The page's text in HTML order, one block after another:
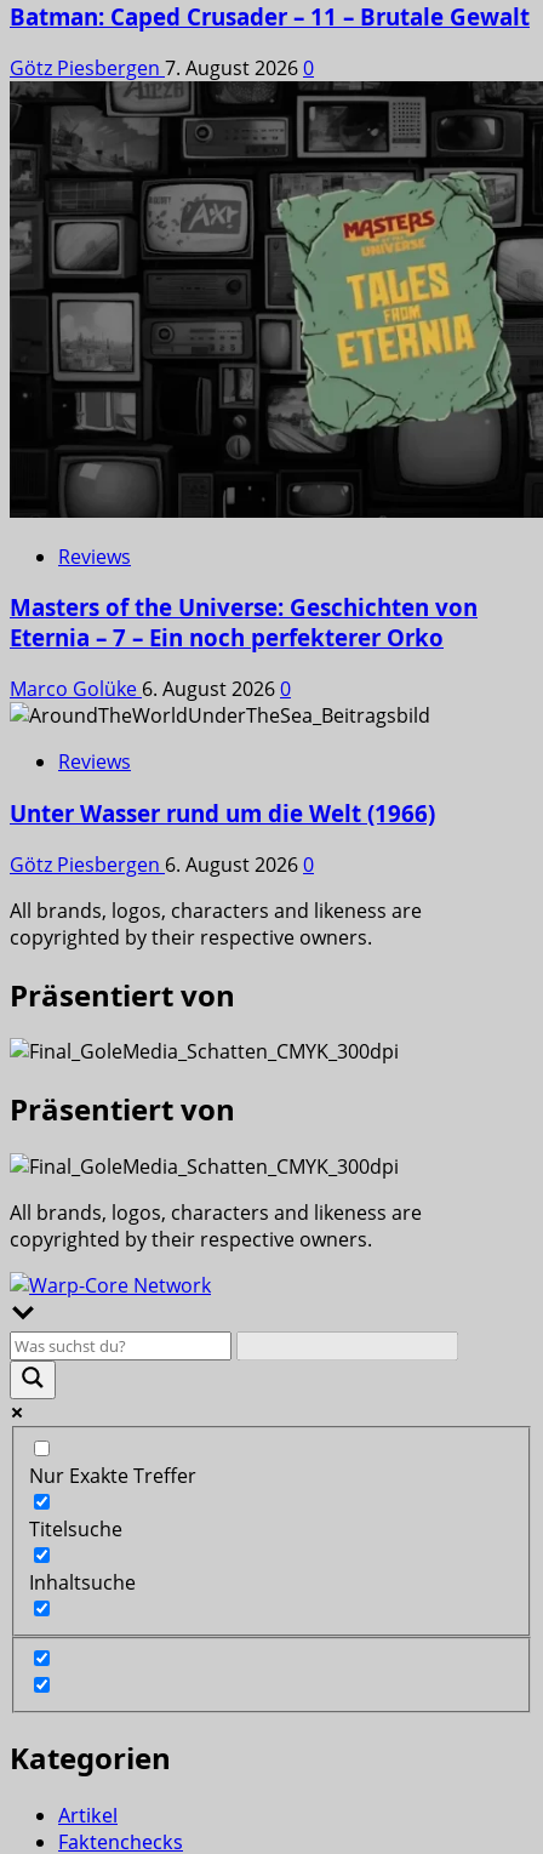
Batman: Caped Crusader – 11 – Brutale Gewalt
Götz Piesbergen 7. August 20260
Reviews
Masters of the Universe: Geschichten von
Eternia – 7 – Ein noch perfekterer Orko
Marco Golüke 6. August 20260
Reviews
Unter Wasser rund um die Welt (1966)
Götz Piesbergen 6. August 20260
All brands, logos, characters and likeness are
copyrighted by their respective owners.
Präsentiert von
Präsentiert von
All brands, logos, characters and likeness are
copyrighted by their respective owners.
Nur Exakte Treffer
Titelsuche
Inhaltsuche
Kategorien
Artikel
Faktenchecks